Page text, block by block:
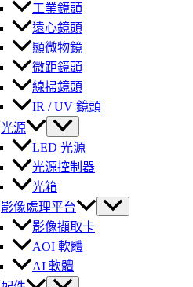
工業鏡頭
遠心鏡頭
顯微物鏡
微距鏡頭
線掃鏡頭
IR / UV 鏡頭
光源
LED 光源
光源控制器
光箱
影像處理平台
影像擷取卡
AOI 軟體
AI 軟體